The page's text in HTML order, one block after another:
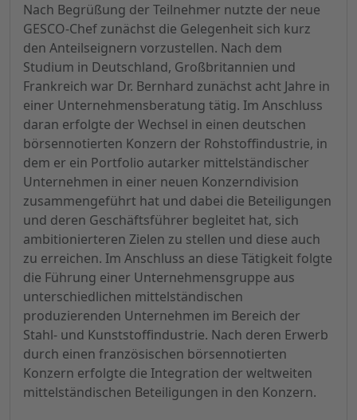
Nach Begrüßung der Teilnehmer nutzte der neue
GESCO-Chef zunächst die Gelegenheit sich kurz
den Anteilseignern vorzustellen. Nach dem
Studium in Deutschland, Großbritannien und
Frankreich war Dr. Bernhard zunächst acht Jahre in
einer Unternehmensberatung tätig. Im Anschluss
daran erfolgte der Wechsel in einen deutschen
börsennotierten Konzern der Rohstoffindustrie, in
dem er ein Portfolio autarker mittelständischer
Unternehmen in einer neuen Konzerndivision
zusammengeführt hat und dabei die Beteiligungen
und deren Geschäftsführer begleitet hat, sich
ambitionierteren Zielen zu stellen und diese auch
zu erreichen. Im Anschluss an diese Tätigkeit folgte
die Führung einer Unternehmensgruppe aus
unterschiedlichen mittelständischen
produzierenden Unternehmen im Bereich der
Stahl- und Kunststoffindustrie. Nach deren Erwerb
durch einen französischen börsennotierten
Konzern erfolgte die Integration der weltweiten
mittelständischen Beteiligungen in den Konzern.